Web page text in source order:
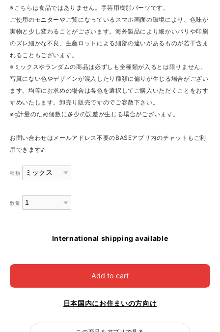
※こちらは食品ではありません。手芸用樹脂パーツです。
ご使用のモニターやご覧になっているスマホ画面の環境により、色味が
実物と少し変わることがございます。海外製品により細かいバリや印刷
のズレ細かな不良、生産ロットによる細部の違いがあるものが若干含ま
れることもございます。
※ミックスやランダムの商品は必ずしも全種類が入るとは限りません。
写真にない色やデザインが混入したり種類に偏りが生じる場合がござい
ます。均等にお求めの場合は各色を選択してご購入いただくことをおす
すめいたします。卸売り販売ですのでご容赦下さい。
※g計量のため個数に多少の誤差が生じる場合がございます。
お問い合わせはメールアドレス不要のBASEアプリ内のチャットもご利
用できます♪
種類
数量
International shipping available
Add to cart
日本国内にお住まいの方向け